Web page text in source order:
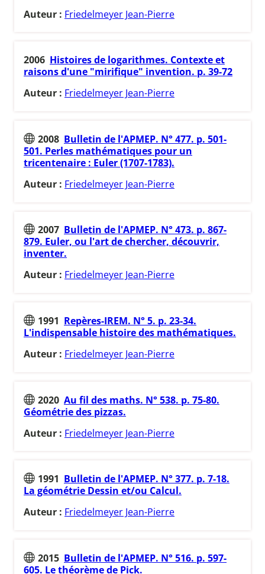
Auteur : Friedelmeyer Jean-Pierre
2006 Histoires de logarithmes. Contexte et
raisons d'une "mirifique" invention. p. 39-72
Auteur : Friedelmeyer Jean-Pierre
2008 Bulletin de l'APMEP. N° 477. p. 501-
501. Perles mathématiques pour un
tricentenaire : Euler (1707-1783).
Auteur : Friedelmeyer Jean-Pierre
2007 Bulletin de l'APMEP. N° 473. p. 867-
879. Euler, ou l'art de chercher, découvrir,
inventer.
Auteur : Friedelmeyer Jean-Pierre
1991 Repères-IREM. N° 5. p. 23-34.
L'indispensable histoire des mathématiques.
Auteur : Friedelmeyer Jean-Pierre
2020 Au fil des maths. N° 538. p. 75-80.
Géométrie des pizzas.
Auteur : Friedelmeyer Jean-Pierre
1991 Bulletin de l'APMEP. N° 377. p. 7-18.
La géométrie Dessin et/ou Calcul.
Auteur : Friedelmeyer Jean-Pierre
2015 Bulletin de l'APMEP. N° 516. p. 597-
605. Le théorème de Pick.